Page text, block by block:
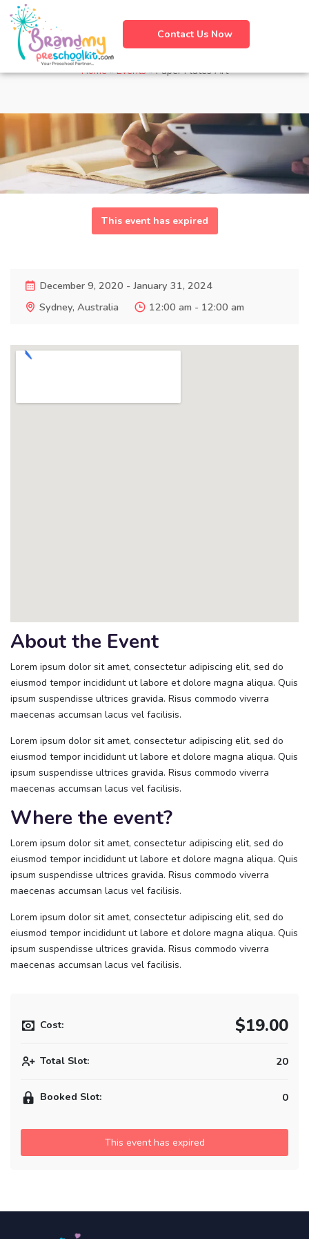
Contact Us Now
Paper Plates Art
Home»Events»Paper Plates Art
This event has expired
December 9, 2020 - January 31, 2024
Sydney, Australia
12:00 am - 12:00 am
About the Event
Lorem ipsum dolor sit amet, consectetur adipiscing elit, sed do
eiusmod tempor incididunt ut labore et dolore magna aliqua. Quis
ipsum suspendisse ultrices gravida. Risus commodo viverra
maecenas accumsan lacus vel facilisis.
Lorem ipsum dolor sit amet, consectetur adipiscing elit, sed do
eiusmod tempor incididunt ut labore et dolore magna aliqua. Quis
ipsum suspendisse ultrices gravida. Risus commodo viverra
maecenas accumsan lacus vel facilisis.
Where the event?
Lorem ipsum dolor sit amet, consectetur adipiscing elit, sed do
eiusmod tempor incididunt ut labore et dolore magna aliqua. Quis
ipsum suspendisse ultrices gravida. Risus commodo viverra
maecenas accumsan lacus vel facilisis.
Lorem ipsum dolor sit amet, consectetur adipiscing elit, sed do
eiusmod tempor incididunt ut labore et dolore magna aliqua. Quis
ipsum suspendisse ultrices gravida. Risus commodo viverra
maecenas accumsan lacus vel facilisis.
Cost: $19.00
Total Slot: 20
Booked Slot: 0
This event has expired